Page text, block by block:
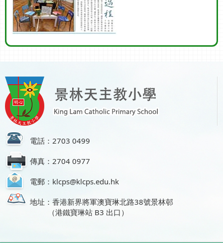
電話：2703 0499
傳真：2704 0977
電郵：klcps@klcps.edu.hk
地址：香港新界將軍澳寶琳北路38號景林邨
（港鐵寶琳站 B3 出口）